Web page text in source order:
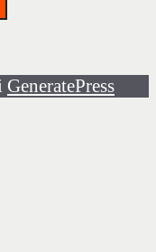
GeneratePress